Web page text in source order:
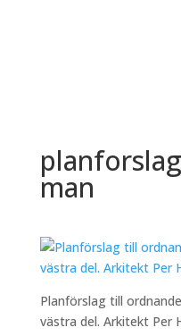
man
Planförslag till
västra del. Arkitekt Per